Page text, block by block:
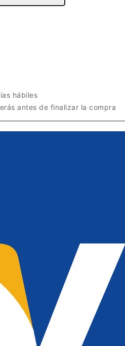
hábiles
antes de finalizar la compra